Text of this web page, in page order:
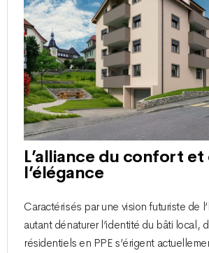
L’alliance du confort et
l’élégance
Caractérisés par une vision futuriste de
autant dénaturer l’identité du bâti local,
résidentiels en PPE s’érigent